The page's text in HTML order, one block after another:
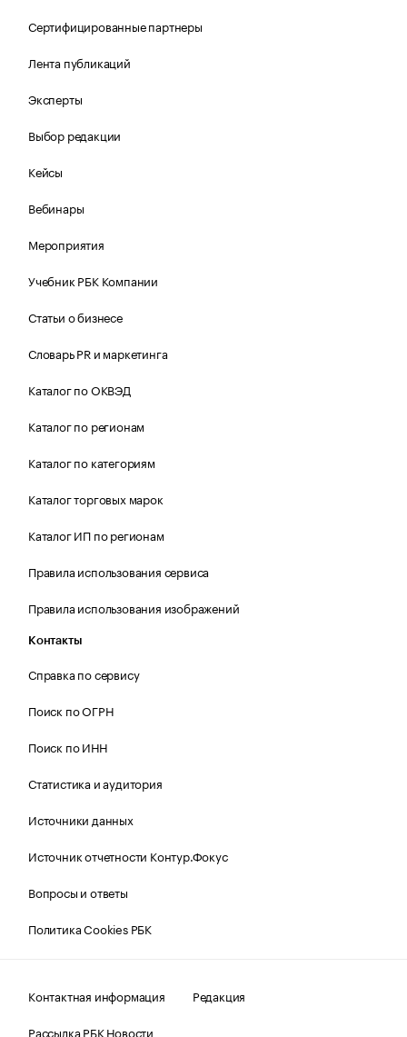
Сертифицированные партнеры
Лента публикаций
Эксперты
Выбор редакции
Кейсы
Вебинары
Мероприятия
Учебник РБК Компании
Статьи о бизнесе
Словарь PR и маркетинга
Каталог по ОКВЭД
Каталог по регионам
Каталог по категориям
Каталог торговых марок
Каталог ИП по регионам
Правила использования сервиса
Правила использования изображений
Контакты
Справка по сервису
Поиск по ОГРН
Поиск по ИНН
Статистика и аудитория
Источники данных
Источник отчетности Контур.Фокус
Вопросы и ответы
Политика Cookies РБК
Контактная информация
Редакция
Рассылка РБК Новости